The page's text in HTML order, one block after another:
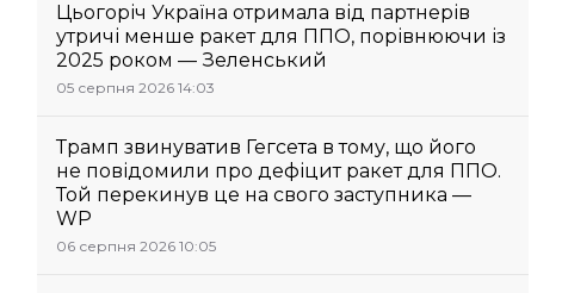
Цьогоріч Україна отримала від партнерів
утричі менше ракет для ППО, порівнюючи із
2025 роком — Зеленський
05 серпня 2026 14:03
Трамп звинуватив Гегсета в тому, що його
не повідомили про дефіцит ракет для ППО.
Той перекинув це на свого заступника —
WP
06 серпня 2026 10:05